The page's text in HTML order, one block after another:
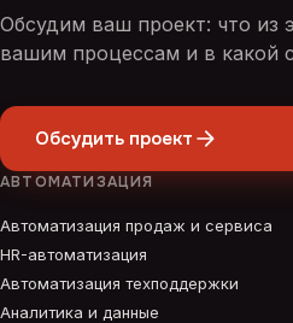
Обсудим ваш проект: что из
вашим процессам и в какой
Обсудить проект
АВТОМАТИЗАЦИЯ
Автоматизация продаж и сервиса
HR-автоматизация
Автоматизация техподдержки
Аналитика и данные